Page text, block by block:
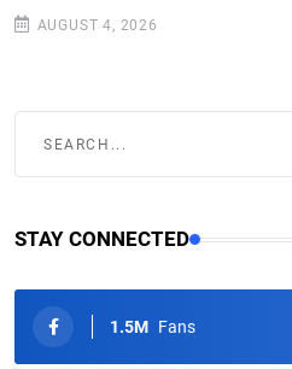
AUGUST 4, 2026
STAY CONNECTED
1.5M Fans